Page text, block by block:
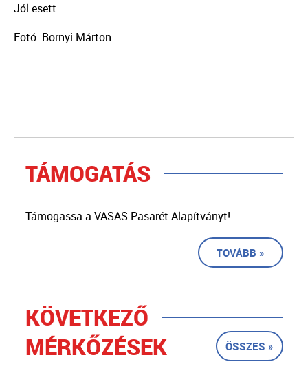
Jól esett.
Fotó: Bornyi Márton
TÁMOGATÁS
Támogassa a VASAS-Pasarét Alapítványt!
TOVÁBB »
KÖVETKEZŐ
MÉRKŐZÉSEK
ÖSSZES »